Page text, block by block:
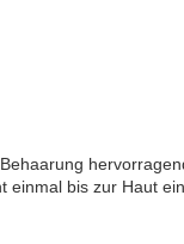
einmal bis zur Haut